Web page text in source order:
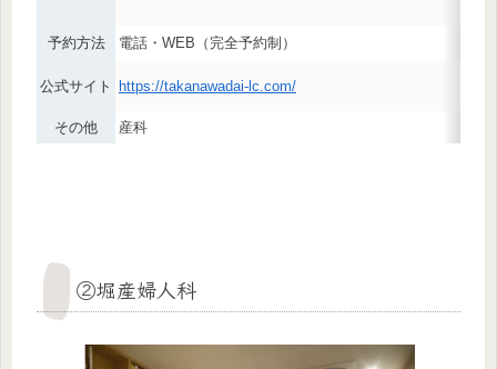
予約方法 電話・WEB（完全予約制）
公式サイト https://takanawadai-lc.com/
その他 産科
②堀産婦人科